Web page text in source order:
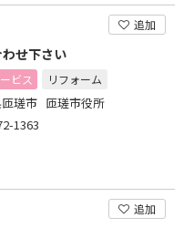
追加
せ下さい
ビス リフォーム
瑳市 匝瑳市役所
1363
追加